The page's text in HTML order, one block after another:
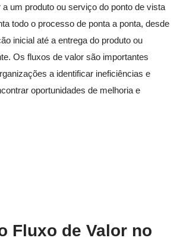
um produto ou serviço do ponto de vista
todo o processo de ponta a ponta, desde
inicial até a entrega do produto ou
Os fluxos de valor são importantes
a identificar ineficiências e
oportunidades de melhoria e
Fluxo de Valor no